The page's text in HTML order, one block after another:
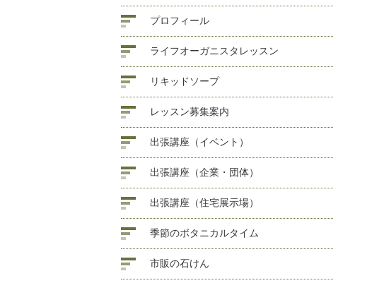
プロフィール
ライフオーガニスタレッスン
リキッドソープ
レッスン募集案内
出張講座（イベント）
出張講座（企業・団体）
出張講座（住宅展示場）
季節のボタニカルタイム
市販の石けん